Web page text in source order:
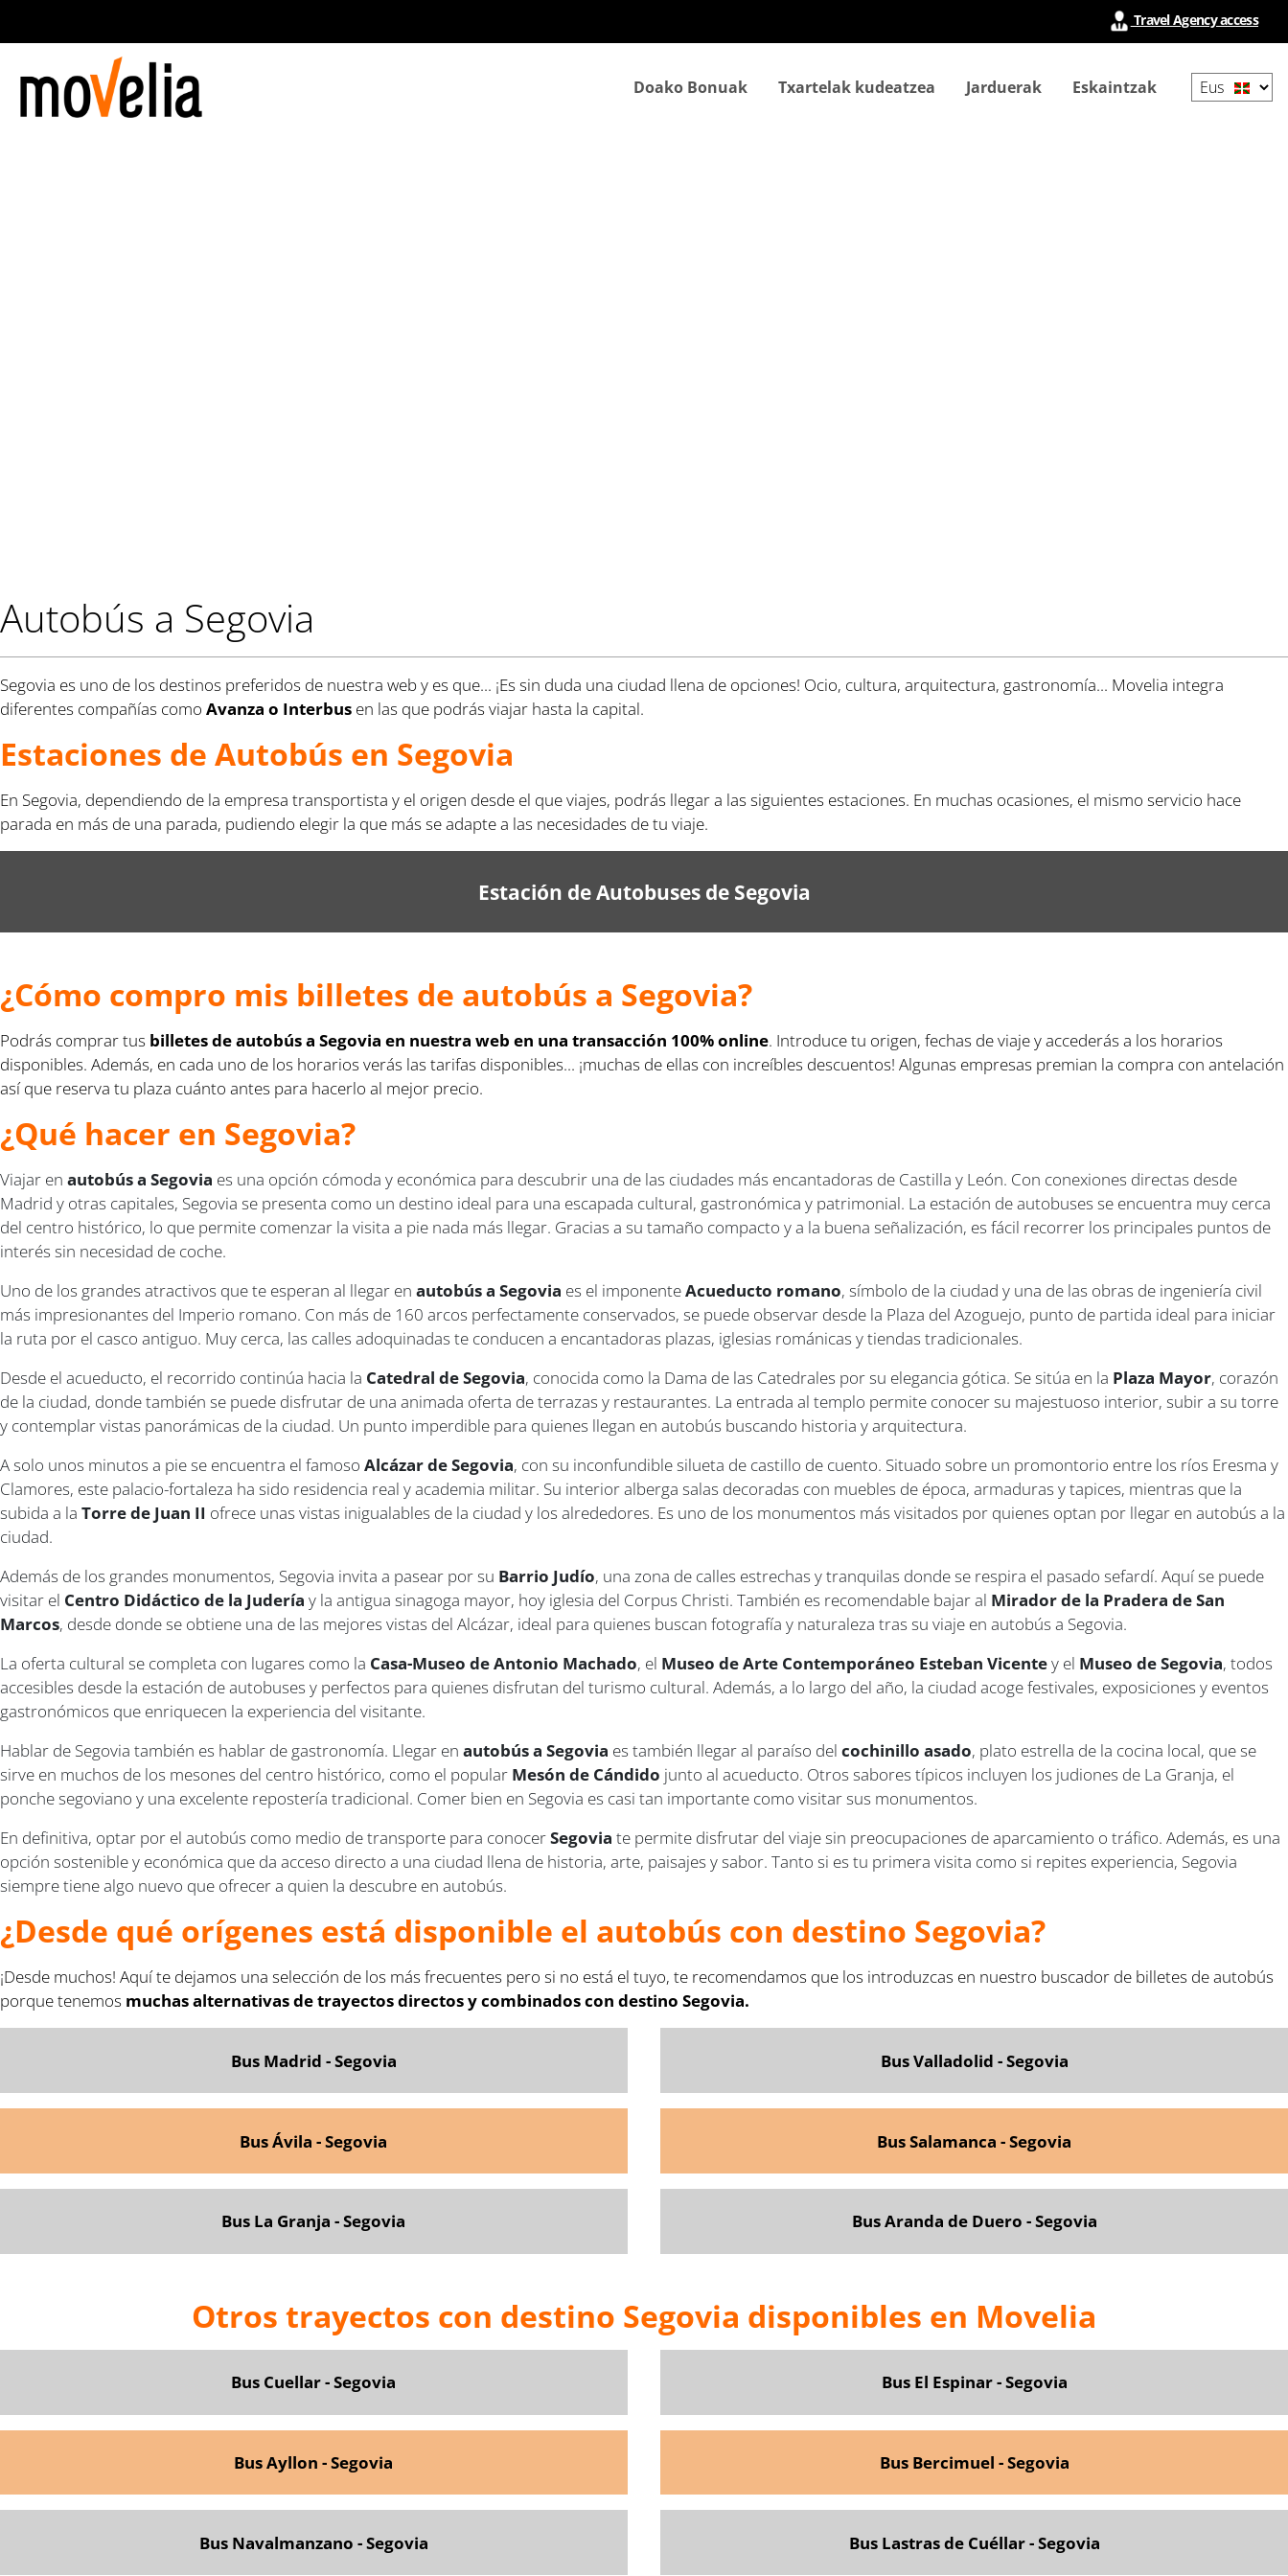
content
Travel Agency access
Doako Bonuak Txartelak kudeatzea Jarduerak Eskaintzak
your
Autobús a Segovia
Segovia es uno de los destinos preferidos de nuestra web y es que... ¡Es sin duda una ciudad llena de opciones! Ocio, cultura, arquitectura, gastronomía... Movelia integra
diferentes compañías como Avanza o Interbus en las que podrás viajar hasta la capital.
Estaciones de Autobús en Segovia
En Segovia, dependiendo de la empresa transportista y el origen desde el que viajes, podrás llegar a las siguientes estaciones. En muchas ocasiones, el mismo servicio hace
parada en más de una parada, pudiendo elegir la que más se adapte a las necesidades de tu viaje.
Estación de Autobuses de Segovia
¿Cómo compro mis billetes de autobús a Segovia?
Podrás comprar tus billetes de autobús a Segovia en nuestra web en una transacción 100% online. Introduce tu origen, fechas de viaje y accederás a los horarios
disponibles. Además, en cada uno de los horarios verás las tarifas disponibles... ¡muchas de ellas con increíbles descuentos! Algunas empresas premian la compra con antelación
así que reserva tu plaza cuánto antes para hacerlo al mejor precio.
¿Qué hacer en Segovia?
Viajar en autobús a Segovia es una opción cómoda y económica para descubrir una de las ciudades más encantadoras de Castilla y León. Con conexiones directas desde
Madrid y otras capitales, Segovia se presenta como un destino ideal para una escapada cultural, gastronómica y patrimonial. La estación de autobuses se encuentra muy cerca
del centro histórico, lo que permite comenzar la visita a pie nada más llegar. Gracias a su tamaño compacto y a la buena señalización, es fácil recorrer los principales puntos de
interés sin necesidad de coche.
Uno de los grandes atractivos que te esperan al llegar en autobús a Segovia es el imponenteAcueducto romano, símbolo de la ciudad y una de las obras de ingeniería civil
más impresionantes del Imperio romano. Con más de 160 arcos perfectamente conservados, se puede observar desde la Plaza del Azoguejo, punto de partida ideal para iniciar
la ruta por el casco antiguo. Muy cerca, las calles adoquinadas te conducen a encantadoras plazas, iglesias románicas y tiendas tradicionales.
Desde el acueducto, el recorrido continúa hacia la Catedral de Segovia, conocida como la Dama de las Catedrales por su elegancia gótica. Se sitúa en la Plaza Mayor, corazón
de la ciudad, donde también se puede disfrutar de una animada oferta de terrazas y restaurantes. La entrada al templo permite conocer su majestuoso interior, subir a su torre
y contemplar vistas panorámicas de la ciudad. Un punto imperdible para quienes llegan en autobús buscando historia y arquitectura.
A solo unos minutos a pie se encuentra el famoso Alcázar de Segovia, con su inconfundible silueta de castillo de cuento. Situado sobre un promontorio entre los ríos Eresma y
Clamores, este palacio-fortaleza ha sido residencia real y academia militar. Su interior alberga salas decoradas con muebles de época, armaduras y tapices, mientras que la
subida a la Torre de Juan II ofrece unas vistas inigualables de la ciudad y los alrededores. Es uno de los monumentos más visitados por quienes optan por llegar en autobús a la
ciudad.
Además de los grandes monumentos, Segovia invita a pasear por su Barrio Judío, una zona de calles estrechas y tranquilas donde se respira el pasado sefardí. Aquí se puede
visitar el Centro Didáctico de la Judería y la antigua sinagoga mayor, hoy iglesia del Corpus Christi. También es recomendable bajar al Mirador de la Pradera de San
Marcos, desde donde se obtiene una de las mejores vistas del Alcázar, ideal para quienes buscan fotografía y naturaleza tras su viaje en autobús a Segovia.
La oferta cultural se completa con lugares como la Casa-Museo de Antonio Machado, el Museo de Arte Contemporáneo Esteban Vicentey el Museo de Segovia, todos
accesibles desde la estación de autobuses y perfectos para quienes disfrutan del turismo cultural. Además, a lo largo del año, la ciudad acoge festivales, exposiciones y eventos
gastronómicos que enriquecen la experiencia del visitante.
Hablar de Segovia también es hablar de gastronomía. Llegar en autobús a Segovia es también llegar al paraíso del cochinillo asado, plato estrella de la cocina local, que se
sirve en muchos de los mesones del centro histórico, como el popular Mesón de Cándido junto al acueducto. Otros sabores típicos incluyen los judiones de La Granja, el
ponche segoviano y una excelente repostería tradicional. Comer bien en Segovia es casi tan importante como visitar sus monumentos.
En definitiva, optar por el autobús como medio de transporte para conocerSegovia te permite disfrutar del viaje sin preocupaciones de aparcamiento o tráfico. Además, es una
opción sostenible y económica que da acceso directo a una ciudad llena de historia, arte, paisajes y sabor. Tanto si es tu primera visita como si repites experiencia, Segovia
siempre tiene algo nuevo que ofrecer a quien la descubre en autobús.
¿Desde qué orígenes está disponible el autobús con destino Segovia?
¡Desde muchos! Aquí te dejamos una selección de los más frecuentes pero si no está el tuyo, te recomendamos que los introduzcas en nuestro buscador de billetes de autobús
porque tenemos muchas alternativas de trayectos directos y combinados con destino Segovia.
Bus Madrid - Segovia
Bus Ávila - Segovia
Bus La Granja - Segovia
Bus Valladolid - Segovia
Bus Salamanca - Segovia
Bus Aranda de Duero - Segovia
Otros trayectos con destino Segovia disponibles en Movelia
Bus Cuellar - Segovia
Bus Ayllon - Segovia
Bus Navalmanzano - Segovia
Bus El Espinar - Segovia
Bus Bercimuel - Segovia
Bus Lastras de Cuéllar - Segovia